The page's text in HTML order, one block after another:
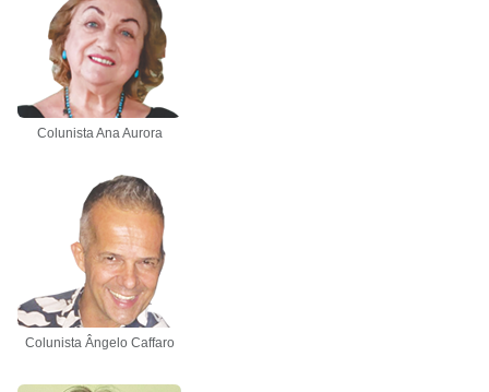
Colunista Ana Aurora
Colunista Ângelo Caffaro